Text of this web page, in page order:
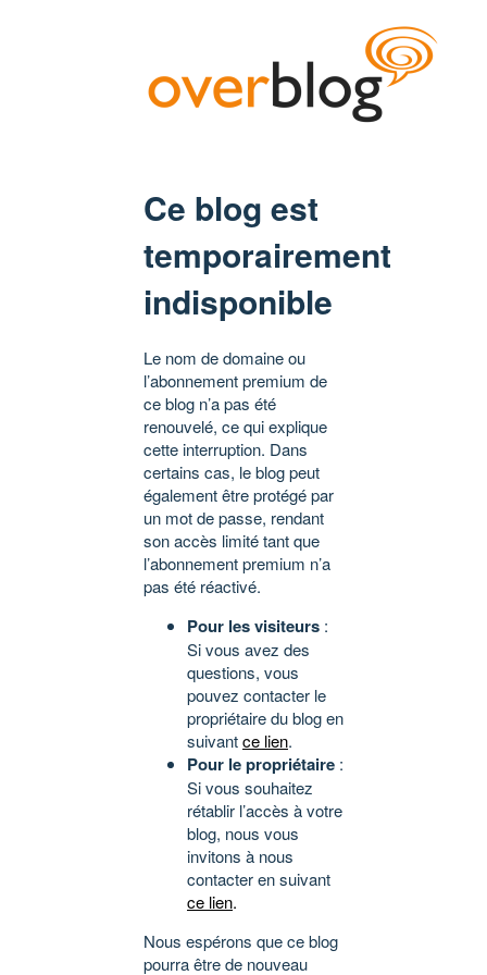
Ce blog est
temporairement
indisponible
Le nom de domaine ou
l’abonnement premium de
ce blog n’a pas été
renouvelé, ce qui explique
cette interruption. Dans
certains cas, le blog peut
également être protégé par
un mot de passe, rendant
son accès limité tant que
l’abonnement premium n’a
pas été réactivé.
Pour les visiteurs :
Si vous avez des
questions, vous
pouvez contacter le
propriétaire du blog en
suivantce lien.
Pour le propriétaire :
Si vous souhaitez
rétablir l’accès à votre
blog, nous vous
invitons à nous
contacter en suivant
ce lien.
Nous espérons que ce blog
pourra être de nouveau